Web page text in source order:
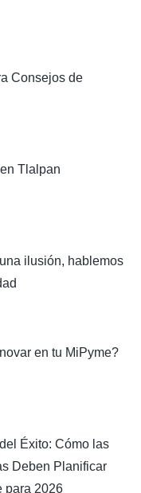
Consejos de
Tlalpan
ilusión, hablemos
en tu MiPyme?
Éxito: Cómo las
Deben Planificar
para 2026